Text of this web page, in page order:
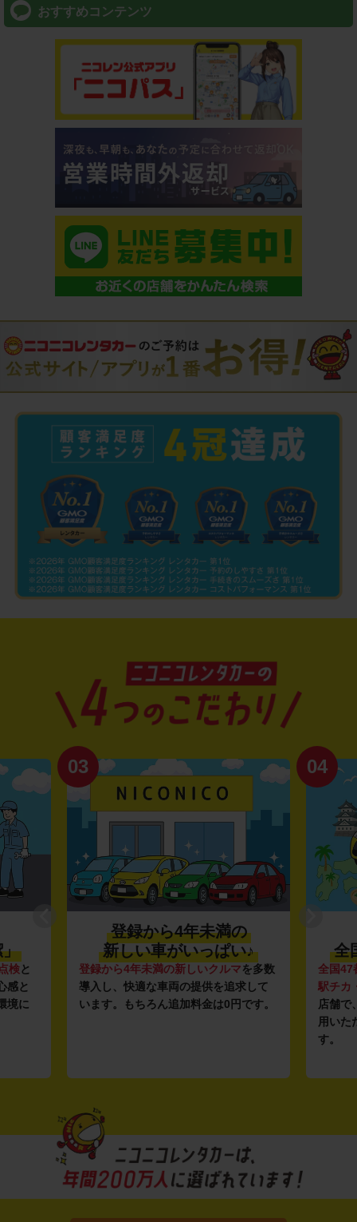
おすすめコンテンツ
」
検と
感と
境に
03
登録から4年未満の
新しい車がいっぱい♪
登録から4年未満の新しいクルマを多数
導入し、快適な車両の提供を追求して
います。もちろん追加料金は0円です。
04
全
全国47
駅チカ
店舗で
用いた
す。